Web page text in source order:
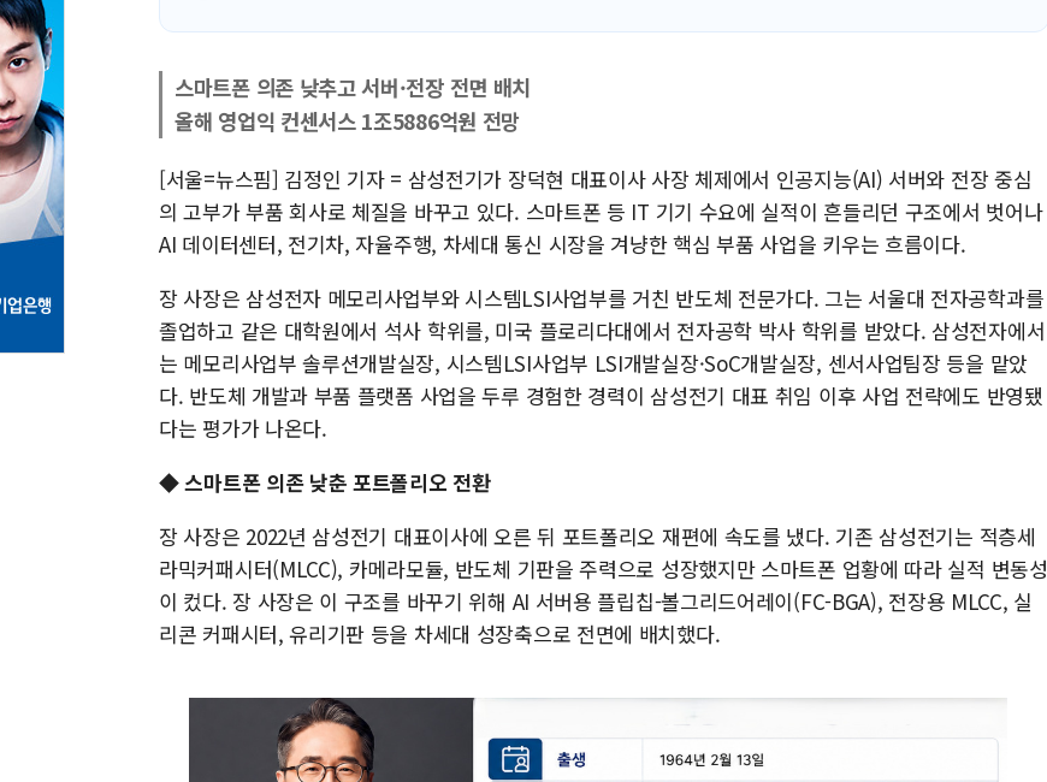
스마트폰 의존 낮추고 서버·전장 전면 배치
올해 영업익 컨센서스 1조5886억원 전망
[서울=뉴스핌] 김정인 기자 = 삼성전기가 장덕현 대표이사 사장 체제에서 인공지능(AI) 서버와 전장 중심
의 고부가 부품 회사로 체질을 바꾸고 있다. 스마트폰 등 IT 기기 수요에 실적이 흔들리던 구조에서 벗어나
AI 데이터센터, 전기차, 자율주행, 차세대 통신 시장을 겨냥한 핵심 부품 사업을 키우는 흐름이다.
장 사장은 삼성전자 메모리사업부와 시스템LSI사업부를 거친 반도체 전문가다. 그는 서울대 전자공학과를
졸업하고 같은 대학원에서 석사 학위를, 미국 플로리다대에서 전자공학 박사 학위를 받았다. 삼성전자에서
는 메모리사업부 솔루션개발실장, 시스템LSI사업부 LSI개발실장·SoC개발실장, 센서사업팀장 등을 맡았
다. 반도체 개발과 부품 플랫폼 사업을 두루 경험한 경력이 삼성전기 대표 취임 이후 사업 전략에도 반영됐
다는 평가가 나온다.
◆ 스마트폰 의존 낮춘 포트폴리오 전환
장 사장은 2022년 삼성전기 대표이사에 오른 뒤 포트폴리오 재편에 속도를 냈다. 기존 삼성전기는 적층세
라믹커패시터(MLCC), 카메라모듈, 반도체 기판을 주력으로 성장했지만 스마트폰 업황에 따라 실적 변동성
이 컸다. 장 사장은 이 구조를 바꾸기 위해 AI 서버용 플립칩-볼그리드어레이(FC-BGA), 전장용 MLCC, 실
리콘 커패시터, 유리기판 등을 차세대 성장축으로 전면에 배치했다.